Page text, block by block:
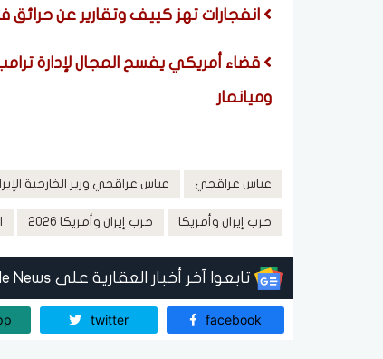
انفجارات تهز كييف وتقارير عن
قضاء أمريكي يفسح المجال لإدارة
وميانمار
عباس عراقجي عباس عراقجي وزير الخارجية
حرب إيران وأمريكا حرب إيران وأمريكا 2026
تابعوا آخر أخبار العقارية على Google News
facebook
twitter